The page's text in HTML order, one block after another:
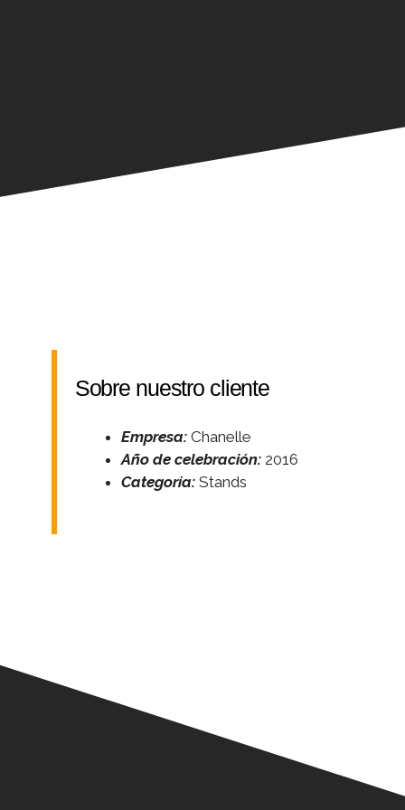
Sobre nuestro cliente
Empresa:Chanelle
Año de celebración:2016
Categoría:Stands